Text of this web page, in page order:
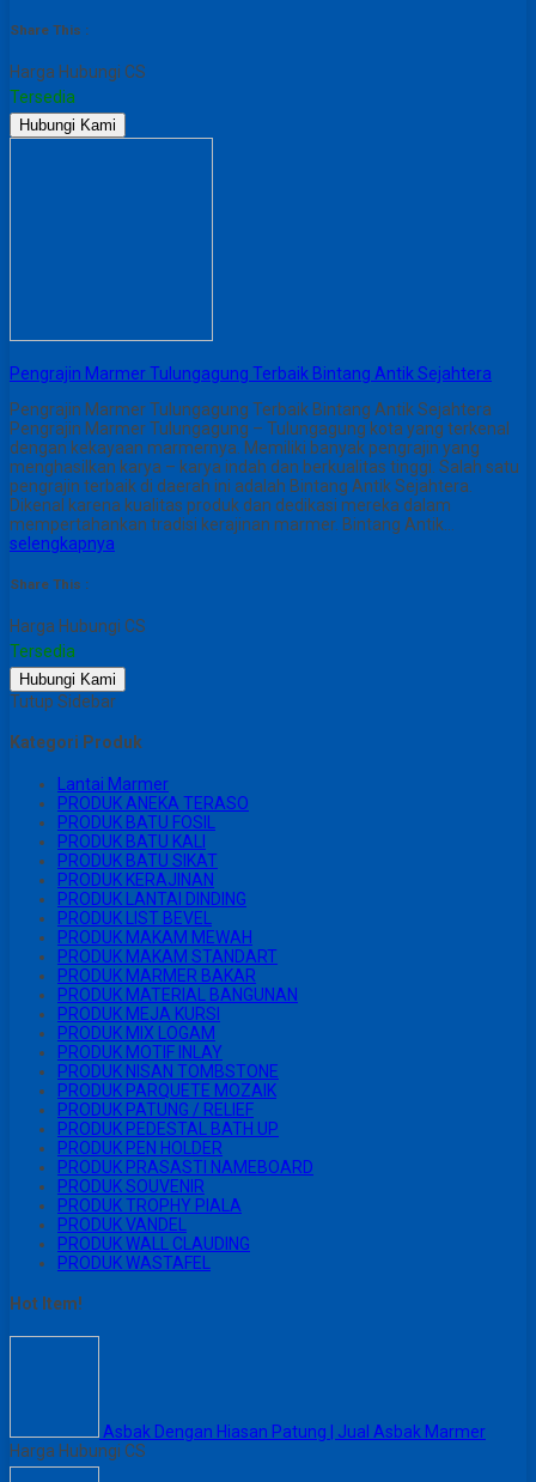
Share This :
Harga Hubungi CS
Tersedia
Hubungi Kami
Pengrajin Marmer Tulungagung Terbaik Bintang Antik Sejahtera
Pengrajin Marmer Tulungagung Terbaik Bintang Antik Sejahtera
Pengrajin Marmer Tulungagung – Tulungagung kota yang terkenal
dengan kekayaan marmernya. Memiliki banyak pengrajin yang
menghasilkan karya – karya indah dan berkualitas tinggi. Salah satu
pengrajin terbaik di daerah ini adalah Bintang Antik Sejahtera.
Dikenal karena kualitas produk dan dedikasi mereka dalam
mempertahankan tradisi kerajinan marmer. Bintang Antik…
selengkapnya
Share This :
Harga Hubungi CS
Tersedia
Hubungi Kami
Tutup Sidebar
Kategori Produk
Lantai Marmer
PRODUK ANEKA TERASO
PRODUK BATU FOSIL
PRODUK BATU KALI
PRODUK BATU SIKAT
PRODUK KERAJINAN
PRODUK LANTAI DINDING
PRODUK LIST BEVEL
PRODUK MAKAM MEWAH
PRODUK MAKAM STANDART
PRODUK MARMER BAKAR
PRODUK MATERIAL BANGUNAN
PRODUK MEJA KURSI
PRODUK MIX LOGAM
PRODUK MOTIF INLAY
PRODUK NISAN TOMBSTONE
PRODUK PARQUETE MOZAIK
PRODUK PATUNG / RELIEF
PRODUK PEDESTAL BATH UP
PRODUK PEN HOLDER
PRODUK PRASASTI NAMEBOARD
PRODUK SOUVENIR
PRODUK TROPHY PIALA
PRODUK VANDEL
PRODUK WALL CLAUDING
PRODUK WASTAFEL
Hot Item!
Asbak Dengan Hiasan Patung | Jual Asbak Marmer
Harga Hubungi CS